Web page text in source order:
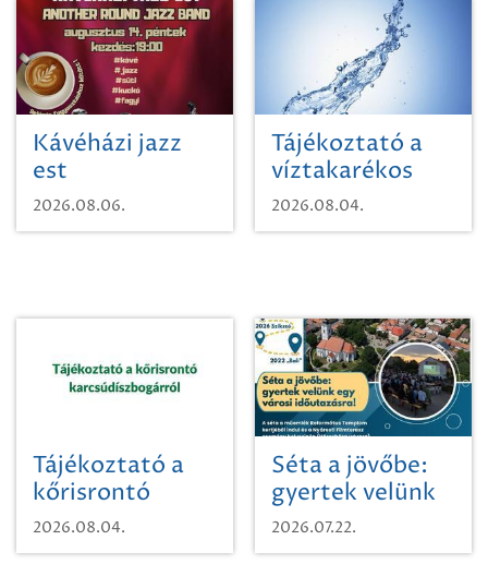
Kávéházi jazz
est
2026.08.06.
Tájékoztató a
víztakarékos
vízhasználatról
2026.08.04.
Tájékoztató a
kőrisrontó
karcsúdíszbogárról
2026.08.04.
Séta a jövőbe:
gyertek velünk
egy városi
időutazásra!
2026.07.22.